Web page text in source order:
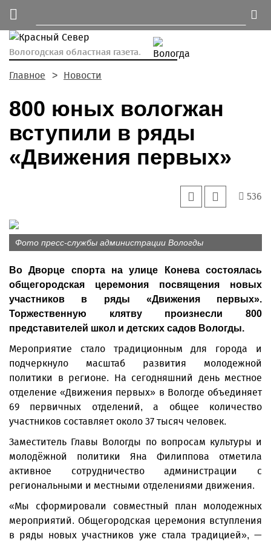
Вологодская областная газета.
Главное Новости
800 юных вологжан
вступили в ряды
«Движения первых»
536
Фото пресс-службы администрации Вологды
Во Дворце спорта на улице Конева состоялась
общегородская церемония посвящения новых
участников в ряды «Движения первых».
Торжественную клятву произнесли 800
представителей школ и детских садов Вологды.
Мероприятие стало традиционным для города и
подчеркнуло масштаб развития молодежной
политики в регионе. На сегодняшний день местное
отделение «Движения первых» в Вологде объединяет
69 первичных отделений, а общее количество
участников составляет около 37 тысяч человек.
Заместитель Главы Вологды по вопросам культуры и
молодёжной политики Яна Филиппова отметила
активное сотрудничество администрации с
региональными и местными отделениями движения.
«Мы сформировали совместный план молодежных
мероприятий. Общегородская церемония вступления
в ряды новых участников уже стала традицией», —